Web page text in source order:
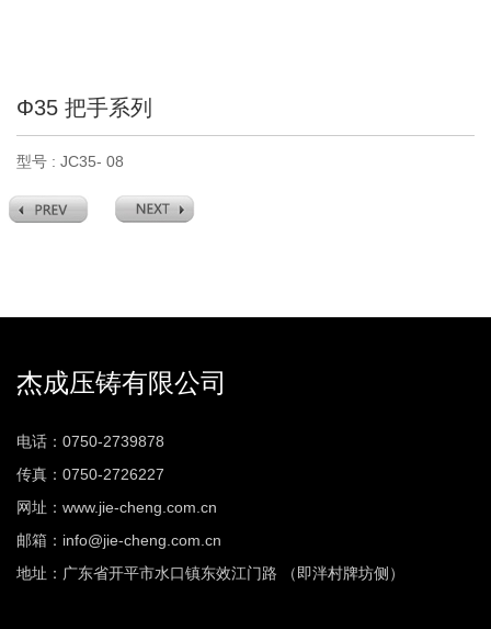
Φ35 把手系列
型号 : JC35- 08
杰成压铸有限公司
电话：0750-2739878
传真：0750-2726227
网址：www.jie-cheng.com.cn
邮箱：info@jie-cheng.com.cn
地址：广东省开平市水口镇东效江门路 （即泮村牌坊侧）